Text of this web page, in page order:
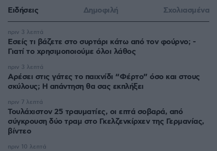
Ειδήσεις Δημοφιλή Σχολιασμένα
Εσείς τι βάζετε στο συρτάρι κάτω από τον φούρνο; -
Γιατί το χρησιμοποιούμε όλοι λάθος
πριν 3 λεπτά
Αρέσει στις γάτες το παιχνίδι “Φέρτο” όσο και στους
σκύλους; Η απάντηση θα σας εκπλήξει
πριν 3 λεπτά
Τουλάχιστον 25 τραυματίες, οι επτά σοβαρά, από
σύγκρουση δύο τραμ στο Γκελζενκίρχεν της Γερμανίας,
βίντεο
πριν 7 λεπτά
πριν 10 λεπτά